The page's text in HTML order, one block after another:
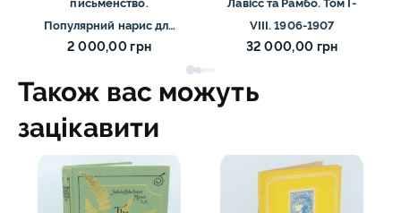
письменство.
Популярний нарис для
молоді і самоосвіти.
2 000,00 грн
Лавісс та Рамбо. Том І-
VІІІ. 1906-1907
32 000,00 грн
Також вас можуть
зацікавити